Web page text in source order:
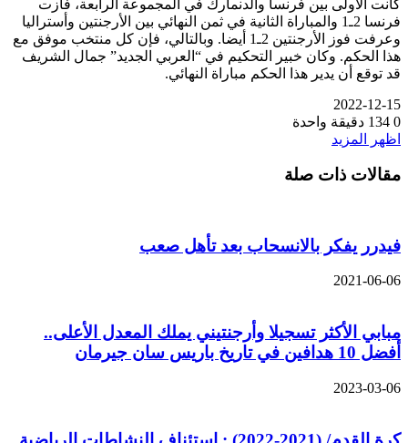
كانت الأولى بين فرنسا والدنمارك في المجموعة الرابعة، فازت
فرنسا 2ـ1 والمباراة الثانية في ثمن النهائي بين الأرجنتين وأستراليا
وعرفت فوز الأرجنتين 2ـ1 أيضا. وبالتالي، فإن كل منتخب موفق مع
هذا الحكم. وكان خبير التحكيم في “العربي الجديد” جمال الشريف
قد توقع أن يدير هذا الحكم مباراة النهائي.
2022-12-15
0
دقيقة واحدة
اظهر المزيد
مقالات ذات صلة
فيدرر يفكر بالانسحاب بعد تأهل صعب
2021-06-06
مبابي الأكثر تسجيلا وأرجنتيني يملك المعدل الأعلى..
أفضل 10 هدافين في تاريخ باريس سان جيرمان
2023-03-06